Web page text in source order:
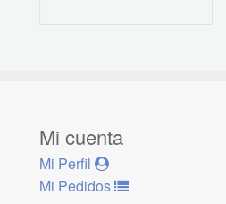
Mi cuenta
Mi Perfil
Mi Pedidos